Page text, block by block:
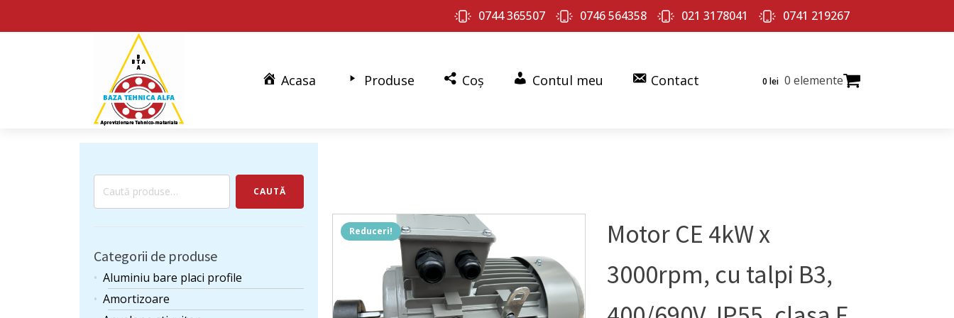
0744 365507 0746 564358 021 3178041 0741 219267
Acasa Produse Coș Contul meu Contact 0 lei 0 elemente
Caută
CAUTĂ
Categorii de produse
Aluminiu bare placi profile
Amortizoare
Reduceri!
Motor CE 4kW x
3000rpm, cu talpi B3,